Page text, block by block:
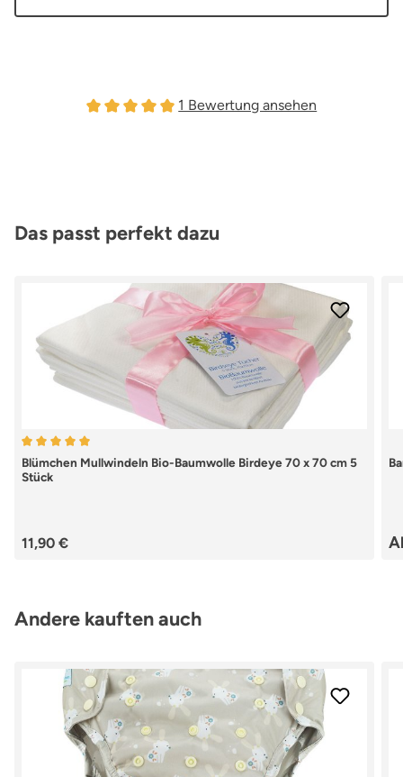
1 Bewertung ansehen
Produktgalerie überspringen
Das passt perfekt dazu
Durchschnittliche Bewertung von 5 von 5 Sternen
Blümchen Mullwindeln Bio-Baumwolle Birdeye 70 x 70 cm 5
Stück
Regulärer Preis:
11,90 €
Produktgalerie überspringen
Andere kauften auch